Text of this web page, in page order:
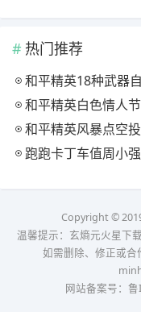
热门推荐
和平精英18种武器
和平精英白色情人
和平精英风暴点空
跑跑卡丁车值周小
Copyright ©
温馨提示：玄熵元火星下
如需删除、修正或合
网站备案号： 鲁